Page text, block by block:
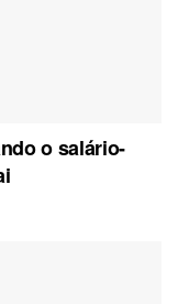
o salário-